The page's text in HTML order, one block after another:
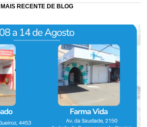
MAIS RECENTE DE BLOG